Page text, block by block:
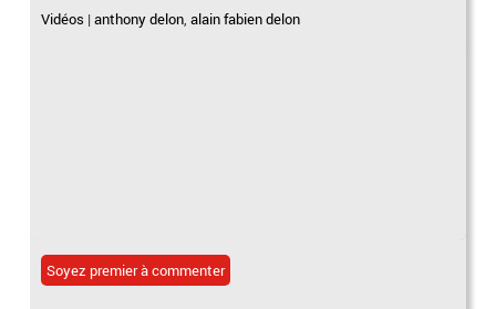
Vidéos |anthony delon,alain fabien delon
Soyez premier à commenter